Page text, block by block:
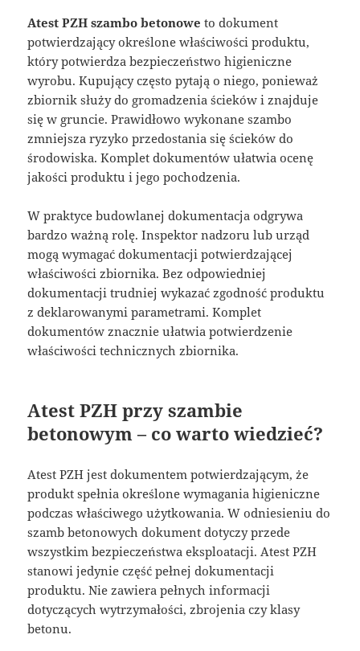
Atest PZH szambo betonowe to dokument
potwierdzający określone właściwości produktu,
który potwierdza bezpieczeństwo higieniczne
wyrobu. Kupujący często pytają o niego, ponieważ
zbiornik służy do gromadzenia ścieków i znajduje
się w gruncie. Prawidłowo wykonane szambo
zmniejsza ryzyko przedostania się ścieków do
środowiska. Komplet dokumentów ułatwia ocenę
jakości produktu i jego pochodzenia.
W praktyce budowlanej dokumentacja odgrywa
bardzo ważną rolę. Inspektor nadzoru lub urząd
mogą wymagać dokumentacji potwierdzającej
właściwości zbiornika. Bez odpowiedniej
dokumentacji trudniej wykazać zgodność produktu
z deklarowanymi parametrami. Komplet
dokumentów znacznie ułatwia potwierdzenie
właściwości technicznych zbiornika.
Atest PZH przy szambie
betonowym – co warto wiedzieć?
Atest PZH jest dokumentem potwierdzającym, że
produkt spełnia określone wymagania higieniczne
podczas właściwego użytkowania. W odniesieniu do
szamb betonowych dokument dotyczy przede
wszystkim bezpieczeństwa eksploatacji. Atest PZH
stanowi jedynie część pełnej dokumentacji
produktu. Nie zawiera pełnych informacji
dotyczących wytrzymałości, zbrojenia czy klasy
betonu.